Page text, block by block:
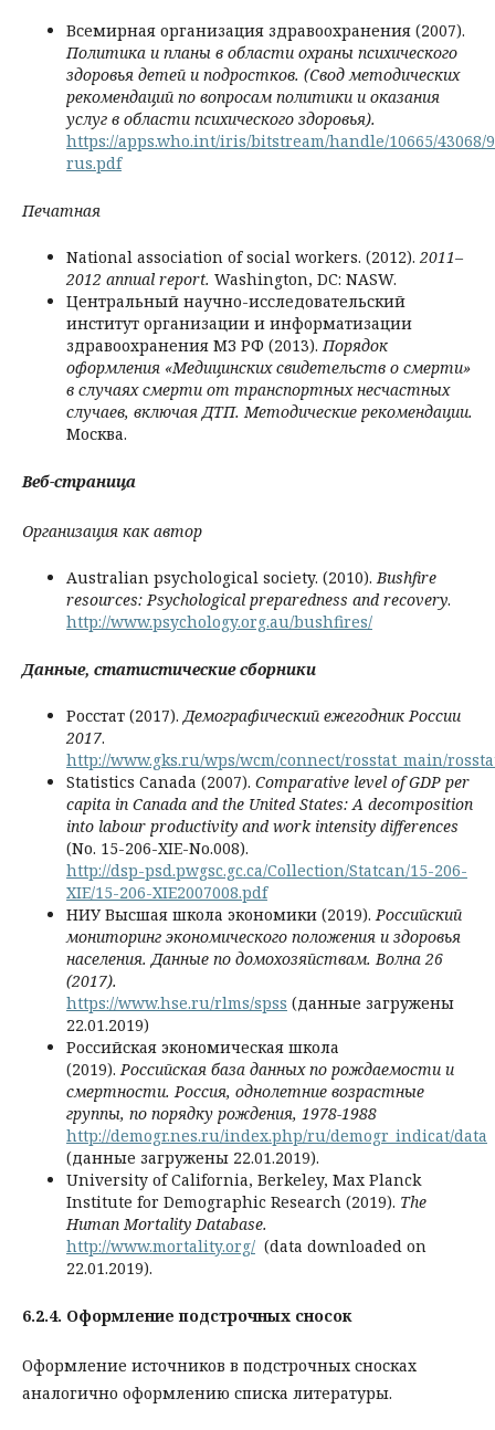
Всемирная организация здравоохранения (2007).
Политика и планы в области охраны психического
здоровья детей и подростков. (Свод методических
рекомендаций по вопросам политики и оказания
услуг в области психического здоровья).
https://apps.who.int/iris/bitstream/handle/10665/43068/
rus.pdf
Печатная
National association of social workers. (2012). 2011–
2012 annual report. Washington, DC: NASW.
Центральный научно-исследовательский
институт организации и информатизации
здравоохранения МЗ РФ (2013).Порядок
оформления «Медицинских свидетельств о смерти»
в случаях смерти от транспортных несчастных
случаев, включая ДТП. Методические рекомендации.
Москва.
Веб-страница
Организация как автор
Australian psychological society. (2010).Bushfire
resources: Psychological preparedness and recovery.
http://www.psychology.org.au/bushfires/
Данные, статистические сборники
Росстат (2017).Демографический ежегодник России
2017.
http://www.gks.ru/wps/wcm/connect/rosstat_main/
Statistics Canada (2007). Comparative level of GDP per
capita in Canada and the United States: A decomposition
into labour productivity and work intensity differences
(No. 15-206-XIE-No.008).
http://dsp-psd.pwgsc.gc.ca/Collection/Statcan/15-206-
XIE/15-206-XIE2007008.pdf
НИУ Высшая школа экономики (2019).Российский
мониторинг экономического положения и здоровья
населения. Данные по домохозяйствам. Волна 26
(2017).
https://www.hse.ru/rlms/spss (данные загружены
22.01.2019)
Российская экономическая школа
(2019).Российская база данных по рождаемости и
смертности. Россия, однолетние возрастные
группы, по порядку рождения, 1978-1988
http://demogr.nes.ru/index.php/ru/demogr_indicat/data
(данные загружены 22.01.2019).
University of California, Berkeley, Max Planck
Institute for Demographic Research (2019). The
Human Mortality Database.
http://www.mortality.org/ (data downloaded on
22.01.2019).
6.2.4. Оформление подстрочных сносок
Оформление источников в подстрочных сносках
аналогично оформлению списка литературы.